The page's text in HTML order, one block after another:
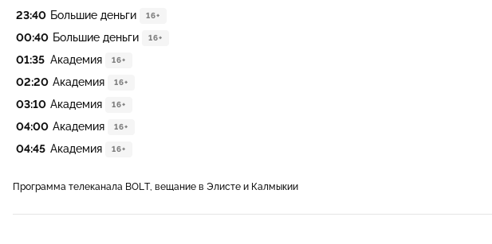
23:40 Большие деньги 16+
00:40 Большие деньги 16+
01:35 Академия 16+
02:20 Академия 16+
03:10 Академия 16+
04:00 Академия 16+
04:45 Академия 16+
Программа телеканала BOLT, вещание в Элисте и Калмыкии